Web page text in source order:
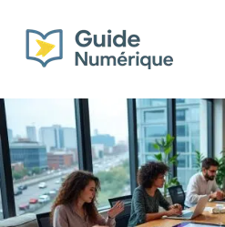
contenu